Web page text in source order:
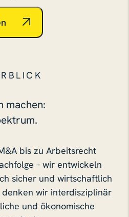
machen:
bis zu Arbeitsrecht
– wir entwickeln
sicher und wirtschaftlich
wir interdisziplinär
und ökonomische